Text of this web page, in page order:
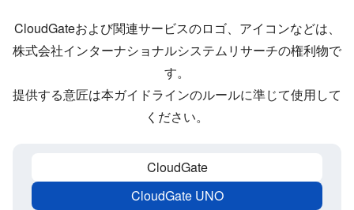
CloudGateおよび関連サービスのロゴ、アイコンなどは、
株式会社インターナショナルシステムリサーチの権利物で
す。
提供する意匠は本ガイドラインのルールに準じて使用して
ください。
CloudGate
CloudGate UNO